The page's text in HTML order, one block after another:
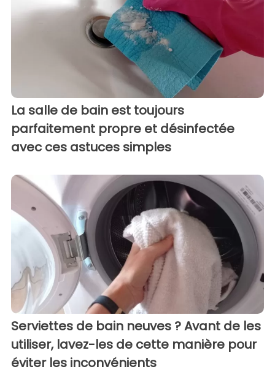
La salle de bain est toujours
parfaitement propre et désinfectée
avec ces astuces simples
Serviettes de bain neuves ? Avant de les
utiliser, lavez-les de cette manière pour
éviter les inconvénients